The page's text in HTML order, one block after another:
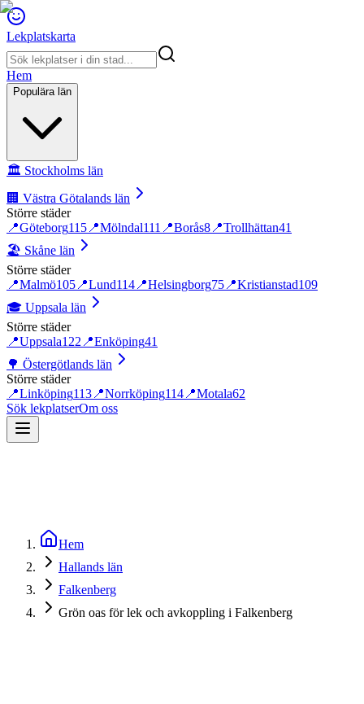
Lekplatskarta
Hem
Populära län
🏛️ Stockholms län
🏢 Västra Götalands län
Större städer
📍Göteborg115 📍Mölndal111 📍Borås8 📍Trollhättan41
🏖️ Skåne län
Större städer
📍Malmö105 📍Lund114 📍Helsingborg75 📍Kristianstad109
🎓 Uppsala län
Större städer
📍Uppsala122 📍Enköping41
🌳 Östergötlands län
Större städer
📍Linköping113 📍Norrköping114 📍Motala62
Sök lekplatserOm oss
Hem
Hallands län
Falkenberg
Grön oas för lek och avkoppling i Falkenberg